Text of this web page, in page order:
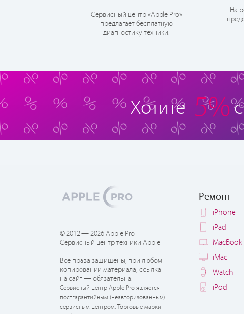
Сервисный центр «Apple Pro»
предлагает бесплатную
диагностику техники.
На
Хотите 5%
© 2012 — 2026 Apple Pro
Сервисный центр техники Apple
Все права защищены, при любом
копировании материала, ссылка
на сайт — обязательна.
Сервисный центр Apple Pro является
постгарантийным (неавторизованным)
сервисным центром. Торговые марки
Ремонт
iPhone
iPad
MacBook
iMac
Watch
iPod